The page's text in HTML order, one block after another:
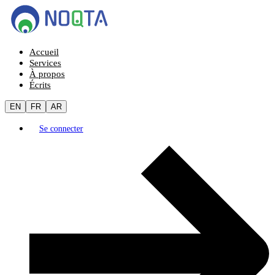
Accueil
Services
À propos
Écrits
EN FR AR
Se connecter